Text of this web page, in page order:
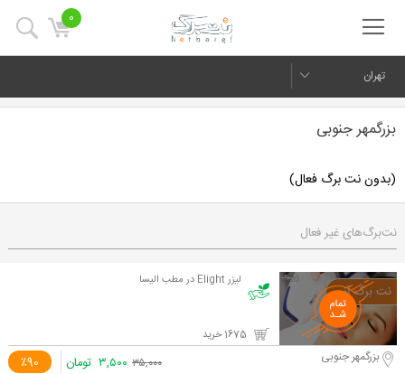
0
تهران
بزرگمهر جنوبی
(بدون نت برگ فعال)
نت‌برگ‌های غیر فعال
لیزر Elight در مطب الیسا
٪90 بزرگمهر جنوبی ۳۵,۰۰۰ ۳,۵۰۰ تومان